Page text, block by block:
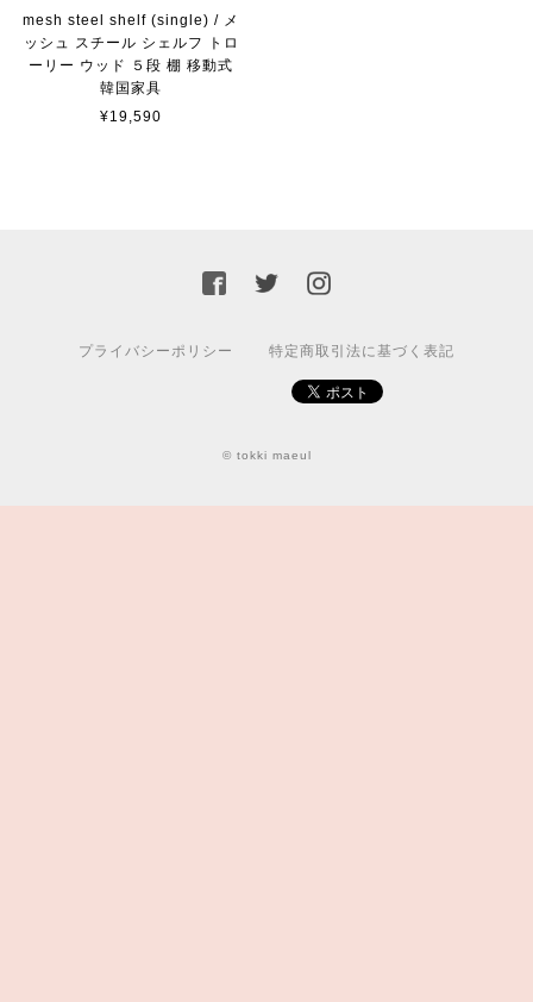
mesh steel shelf (single) / メ
ッシュ スチール シェルフ トロ
ーリー ウッド ５段 棚 移動式
韓国家具
¥19,590
プライバシーポリシー 特定商取引法に基づく表記
© tokki maeul